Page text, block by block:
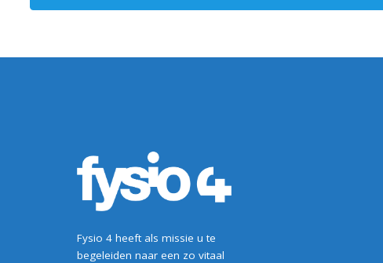
Fysio 4 heeft als missie u te
begeleiden naar een zo vitaal